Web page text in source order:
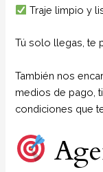
Traje limpio y
Tú solo llegas, te
También nos
medios de pago,
condiciones que